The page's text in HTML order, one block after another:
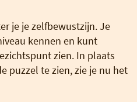
je je zelfbewustzijn. Je
kennen en kunt
zien. In plaats
puzzel te zien, zie je nu het